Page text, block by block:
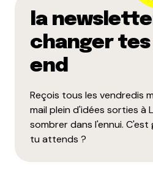
la
changer tes
end
Reçois tous les vendredis
mail plein d'idées sorties à
sombrer dans l'ennui.
tu attends ?